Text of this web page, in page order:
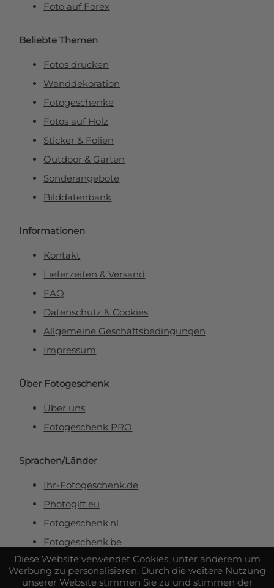
Diese Website verwendet Cookies, unter anderem um
Werbung zu personalisieren. Durch die weitere Nutzung
unserer Website stimmen Sie zu und stimmen der
Foto auf Forex
Beliebte Themen
Fotos drucken
Wanddekoration
Fotogeschenke
Fotos auf Holz
Sticker & Folien
Outdoor & Garten
Sonderangebote
Bilddatenbank
Informationen
Kontakt
Lieferzeiten & Versand
FAQ
Datenschutz & Cookies
Allgemeine Geschäftsbedingungen
Impressum
Über Fotogeschenk
Über uns
Fotogeschenk PRO
Sprachen/Länder
Ihr-Fotogeschenk.de
Photogift.eu
Fotogeschenk.nl
Fotogeschenk.be
Sicher & zuverlässig bezahlen